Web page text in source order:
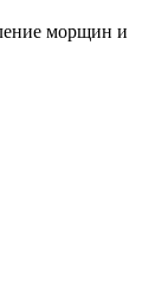
морщин и